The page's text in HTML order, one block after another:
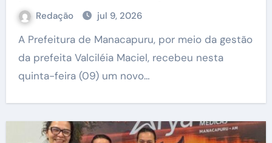
pacientes em hemodiálise
Redação jul 9, 2026
A Prefeitura de Manacapuru, por meio da gestão
da prefeita Valciléia Maciel, recebeu nesta
quinta-feira (09) um novo…